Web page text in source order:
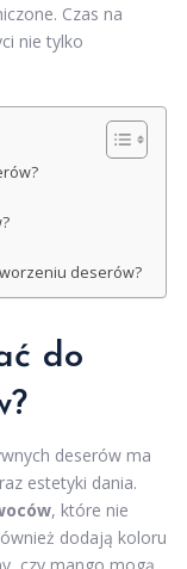
Czas na
nie tylko
deserów?
do
deserów ma
estetyki dania.
, które nie
dodają koloru
czy mango mogą